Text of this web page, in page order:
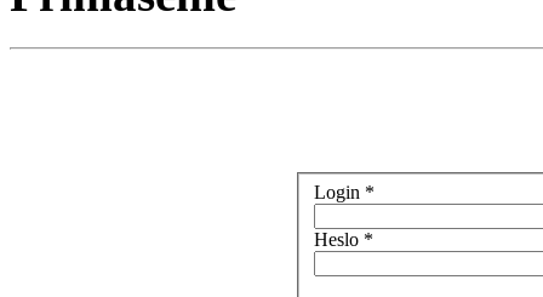
Login *
Heslo *